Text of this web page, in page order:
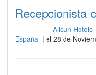
Recepcionista
Allsun Hotels
España | el 28 de